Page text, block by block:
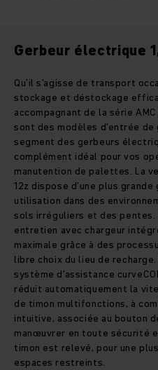
Gerbeur électrique
Qu’il s’agisse de transport
stockage et déstockage
accompagnant de la série
sont des modèles d’entrée
segment des gerbeurs
complément idéal pour vos
manutention de palettes. La
12z dispose d’une plus
utilisation dans des
sols irréguliers et des
entretien avec chargeur
maximale grâce à des
libre choix du lieu de
système d’assistance
réduit automatiquement la
de timon multifonctions, à
intuitive, associée au bouton
manœuvrer en toute sécurité
timon est relevé, pour une
espaces restreints.